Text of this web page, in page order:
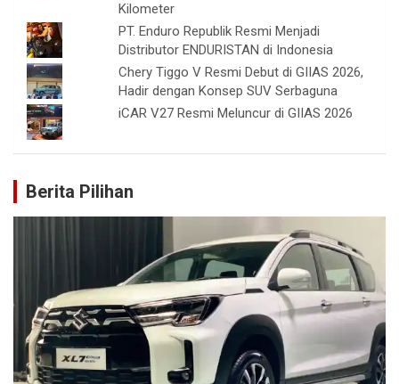
Kilometer
PT. Enduro Republik Resmi Menjadi
Distributor ENDURISTAN di Indonesia
Chery Tiggo V Resmi Debut di GIIAS 2026,
Hadir dengan Konsep SUV Serbaguna
iCAR V27 Resmi Meluncur di GIIAS 2026
Berita Pilihan